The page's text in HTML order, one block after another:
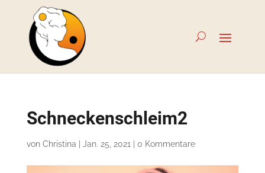
Schneckenschleim2
von Christina Jan. 25, 2021 0 Kommentare